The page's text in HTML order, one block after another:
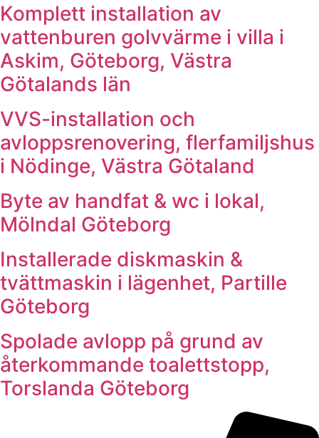
Komplett installation av
vattenburen golvvärme i villa i
Askim, Göteborg, Västra
Götalands län
VVS-installation och
avloppsrenovering, flerfamiljshus
i Nödinge, Västra Götaland
Byte av handfat & wc i lokal,
Mölndal Göteborg
Installerade diskmaskin &
tvättmaskin i lägenhet, Partille
Göteborg
Spolade avlopp på grund av
återkommande toalettstopp,
Torslanda Göteborg